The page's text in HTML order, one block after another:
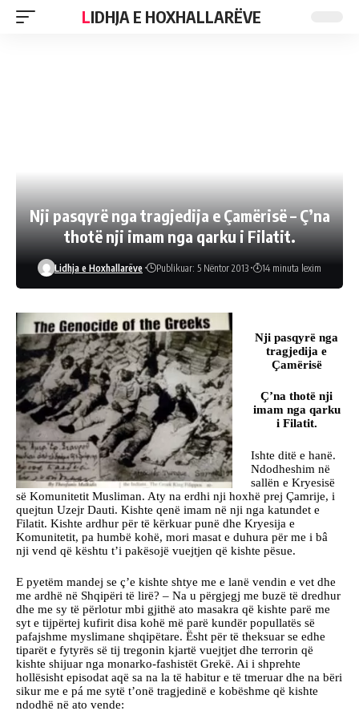
LIDHJA E HOXHALLARËVE
Nji pasqyrë nga tragjedija e Çamërisë – Ç’na
thotë nji imam nga qarku i Filatit.
Lidhja e Hoxhallarëve Publikuar: 5 Nëntor 2013 14 minuta lexim
Nji pasqyrë nga
tragjedija e
Çamërisë
Ç’na thotë nji
imam nga qarku
i Filatit.
Ishte ditë e hanë.
Ndodheshim në
sallën e Kryesisë
së Komunitetit Musliman. Aty na erdhi nji hoxhë prej Çamrije, i
quejtun Uzejr Dauti. Kishte qenë imam në nji nga katundet e
Filatit. Kishte ardhur për të kërkuar punë dhe Kryesija e
Komunitetit, pa humbë kohë, mori masat e duhura për me i bâ
nji vend që kështu t’i pakësojë vuejtjen që kishte pësue.
E pyetëm mandej se ç’e kishte shtye me e lanë vendin e vet dhe
me ardhë në Shqipëri të lirë? – Na u përgjegj me buzë të dredhur
dhe me sy të përlotur mbi gjithë ato masakra që kishte parë me
syt e tijpërtej kufirit disa kohë më parë kundër popullatës së
pafajshme myslimane shqipëtare. Ësht për të theksuar se edhe
tiparët e fytyrës së tij tregonin kjartë vuejtjet dhe terrorin që
kishte shijuar nga monarko-fashistët Grekë. Ai i shprehte
hollësisht episodat aqë sa na la të habitur e të tmeruar dhe na bëri
sikur me e pá me sytë t’onë tragjedinë e kobëshme që kishte
ndodhë në ato vende: